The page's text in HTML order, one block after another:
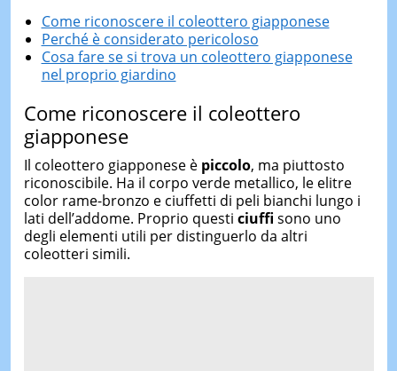
Come riconoscere il coleottero giapponese
Perché è considerato pericoloso
Cosa fare se si trova un coleottero giapponese
nel proprio giardino
Come riconoscere il coleottero
giapponese
Il coleottero giapponese è piccolo, ma piuttosto
riconoscibile. Ha il corpo verde metallico, le elitre
color rame-bronzo e ciuffetti di peli bianchi lungo i
lati dell’addome. Proprio questi ciuffi sono uno
degli elementi utili per distinguerlo da altri
coleotteri simili.